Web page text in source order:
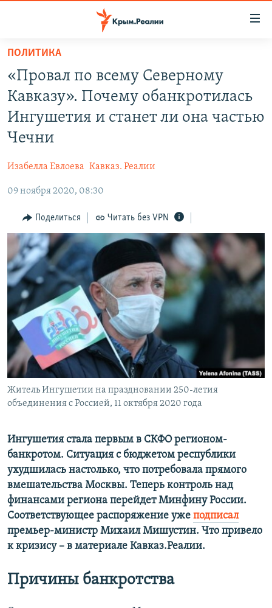
Вернуться
основному
содержанию
Вернутся
главной
Вернутся
СПЕЦПРОЕКТЫ
ВОДА
ИСТОРИЯ
ИНФОГРАФИКА
ТЕЛЕПРОЕКТ КРЫМ.РЕАЛИИ
СОВЕТЫ ПРАВОЗАЩИТНИКОВ
ПРОПАВШИЕ БЕЗ ВЕСТИ
ПОБЕДИТЕЛЕЙ НЕ СУДЯТ?
КРЫМ.НЕПОКОРЕННЫЙ
ELIFBE
УКРАИНСКАЯ ПРОБЛЕМА КРЫМА
КАК ОБОЙТИ БЛОКИРОВКУ
Qırımtatar
ПРИСОЕДИНЯЙТЕСЬ!
Все сайты RFE/RL
ПОЛИТИКА
«Провал по всему Северному
Кавказу». Почему обанкротилась
Ингушетия и станет ли она частью
Чечни
Изабелла Евлоева Кавказ. Реалии
09 ноября 2020, 08:30
Поделиться Читать без VPN
Житель Ингушетии на праздновании 250-летия
объединения с Россией, 11 октября 2020 года
Ингушетия стала первым в СКФО регионом-
банкротом. Ситуация с бюджетом республики
ухудшилась настолько, что потребовала прямого
вмешательства Москвы. Теперь контроль над
финансами региона перейдет Минфину России.
Соответствующее распоряжение уже подписал
премьер-министр Михаил Мишустин. Что привело
к кризису – в материале Кавказ.Реалии.
Причины банкротства